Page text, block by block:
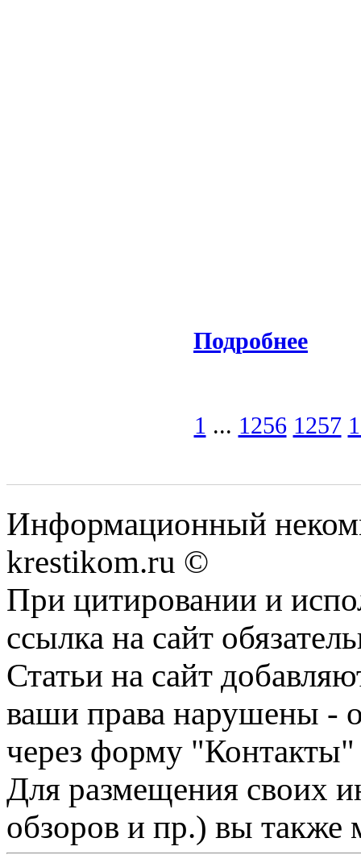
Подробнее
1 ... 1256 1257
Информационный
krestikom.ru ©
При цитировании и
ссылка на сайт
Статьи на сайт
ваши права нарушены -
через форму "Контакты"
Для размещения своих
обзоров и пр.) вы также